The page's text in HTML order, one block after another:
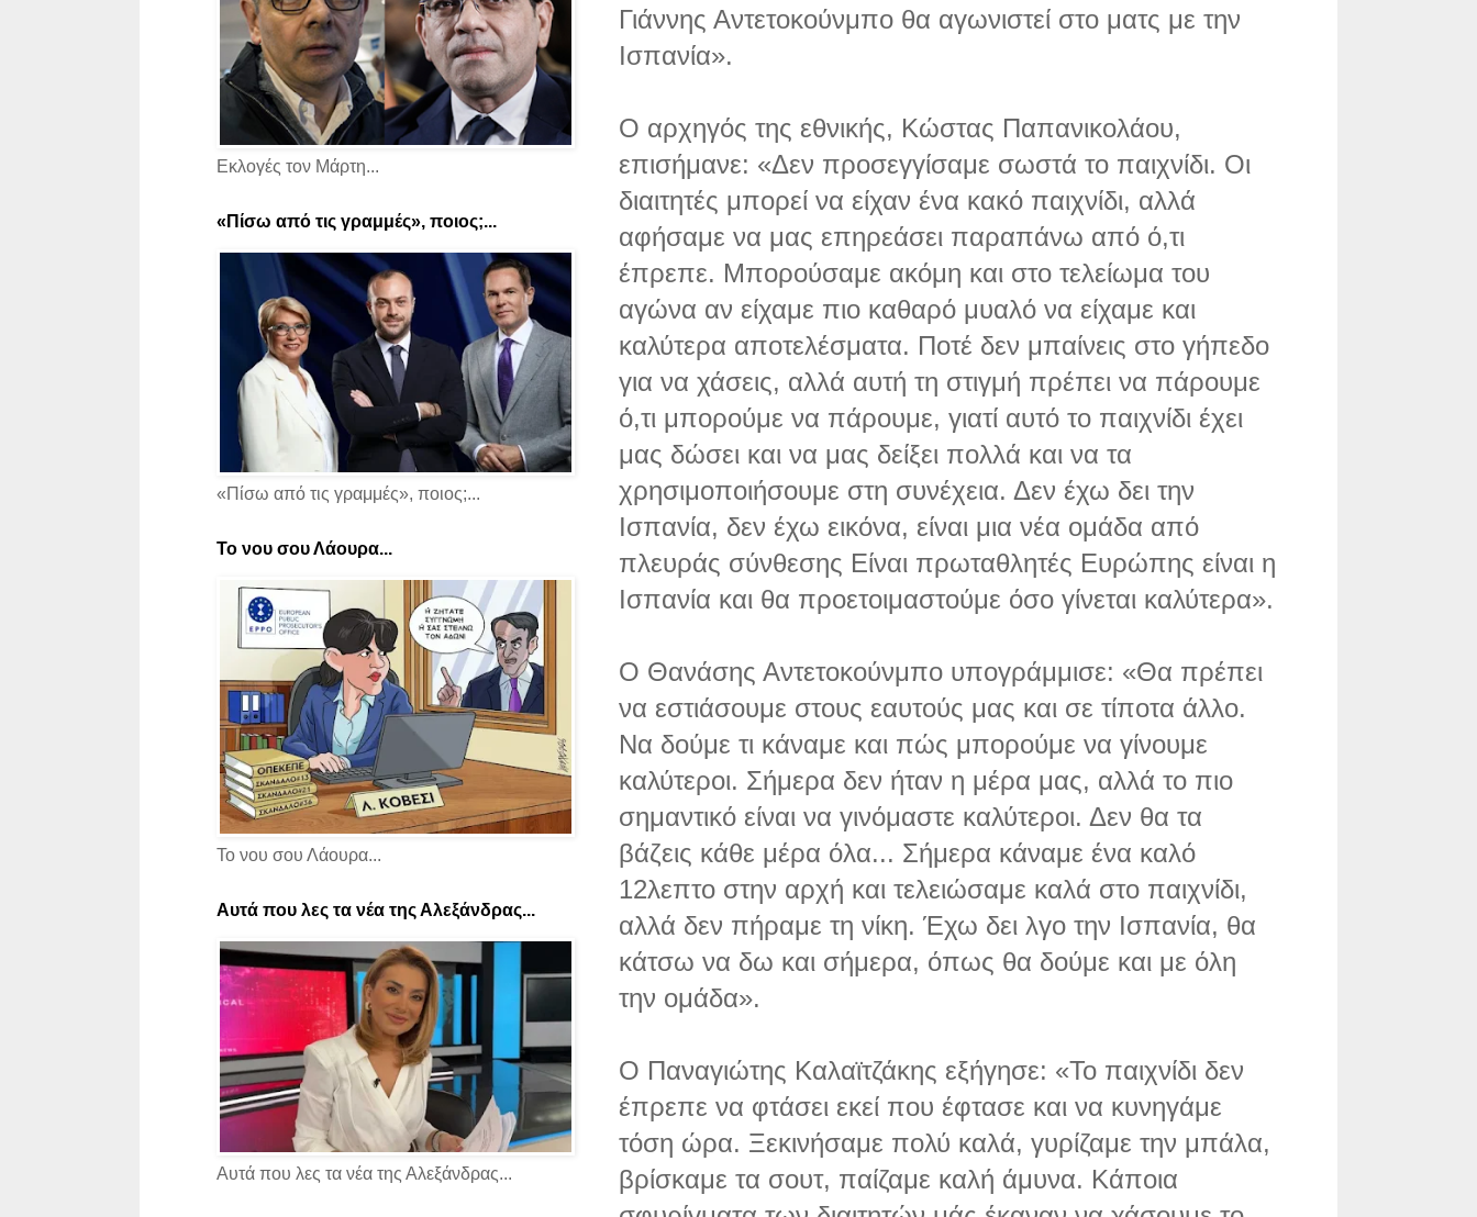
Γιάννης Αντετοκούνμπο θα αγωνιστεί στο ματς με την
Ισπανία».
Ο αρχηγός της εθνικής, Κώστας Παπανικολάου,
επισήμανε: «Δεν προσεγγίσαμε σωστά το παιχνίδι. Οι
διαιτητές μπορεί να είχαν ένα κακό παιχνίδι, αλλά
αφήσαμε να μας επηρεάσει παραπάνω από ό,τι
έπρεπε. Μπορούσαμε ακόμη και στο τελείωμα του
αγώνα αν είχαμε πιο καθαρό μυαλό να είχαμε και
καλύτερα αποτελέσματα. Ποτέ δεν μπαίνεις στο γήπεδο
για να χάσεις, αλλά αυτή τη στιγμή πρέπει να πάρουμε
ό,τι μπορούμε να πάρουμε, γιατί αυτό το παιχνίδι έχει
μας δώσει και να μας δείξει πολλά και να τα
χρησιμοποιήσουμε στη συνέχεια. Δεν έχω δει την
Ισπανία, δεν έχω εικόνα, είναι μια νέα ομάδα από
πλευράς σύνθεσης Είναι πρωταθλητές Ευρώπης είναι η
Ισπανία και θα προετοιμαστούμε όσο γίνεται καλύτερα».
Ο Θανάσης Αντετοκούνμπο υπογράμμισε: «Θα πρέπει
να εστιάσουμε στους εαυτούς μας και σε τίποτα άλλο.
Να δούμε τι κάναμε και πώς μπορούμε να γίνουμε
καλύτεροι. Σήμερα δεν ήταν η μέρα μας, αλλά το πιο
σημαντικό είναι να γινόμαστε καλύτεροι. Δεν θα τα
βάζεις κάθε μέρα όλα... Σήμερα κάναμε ένα καλό
12λεπτο στην αρχή και τελειώσαμε καλά στο παιχνίδι,
αλλά δεν πήραμε τη νίκη. Έχω δει λγο την Ισπανία, θα
κάτσω να δω και σήμερα, όπως θα δούμε και με όλη
την ομάδα».
Ο Παναγιώτης Καλαϊτζάκης εξήγησε: «Το παιχνίδι δεν
έπρεπε να φτάσει εκεί που έφτασε και να κυνηγάμε
τόση ώρα. Ξεκινήσαμε πολύ καλά, γυρίζαμε την μπάλα,
βρίσκαμε τα σουτ, παίζαμε καλή άμυνα. Κάποια
Εκλογές τον Μάρτη...
«Πίσω από τις γραμμές», ποιος;...
«Πίσω από τις γραμμές», ποιος;...
Το νου σου Λάουρα...
Το νου σου Λάουρα...
Αυτά που λες τα νέα της Αλεξάνδρας...
Αυτά που λες τα νέα της Αλεξάνδρας...